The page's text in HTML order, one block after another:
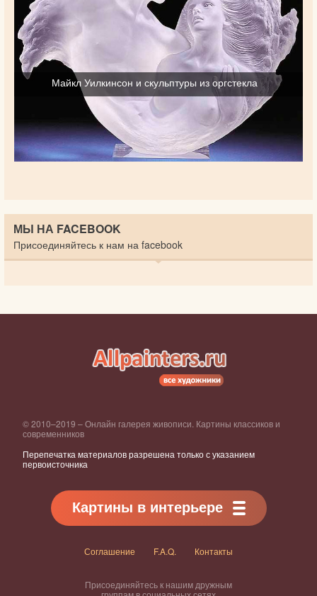
Майкл Уилкинсон и скульптуры из оргстекла
МЫ НА FACEBOOK
Присоединяйтесь к нам на facebook
© 2010–2019 – Онлайн галерея живописи. Картины классиков и
современников
Перепечатка материалов разрешена только с указанием
первоисточника
Картины в интерьере
Соглашение F.A.Q. Контакты
Присоединяйтесь к нашим дружным